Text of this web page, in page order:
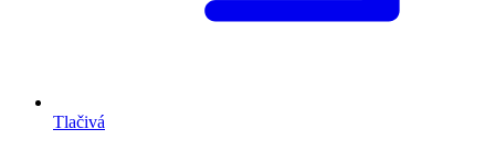
Tlačivá